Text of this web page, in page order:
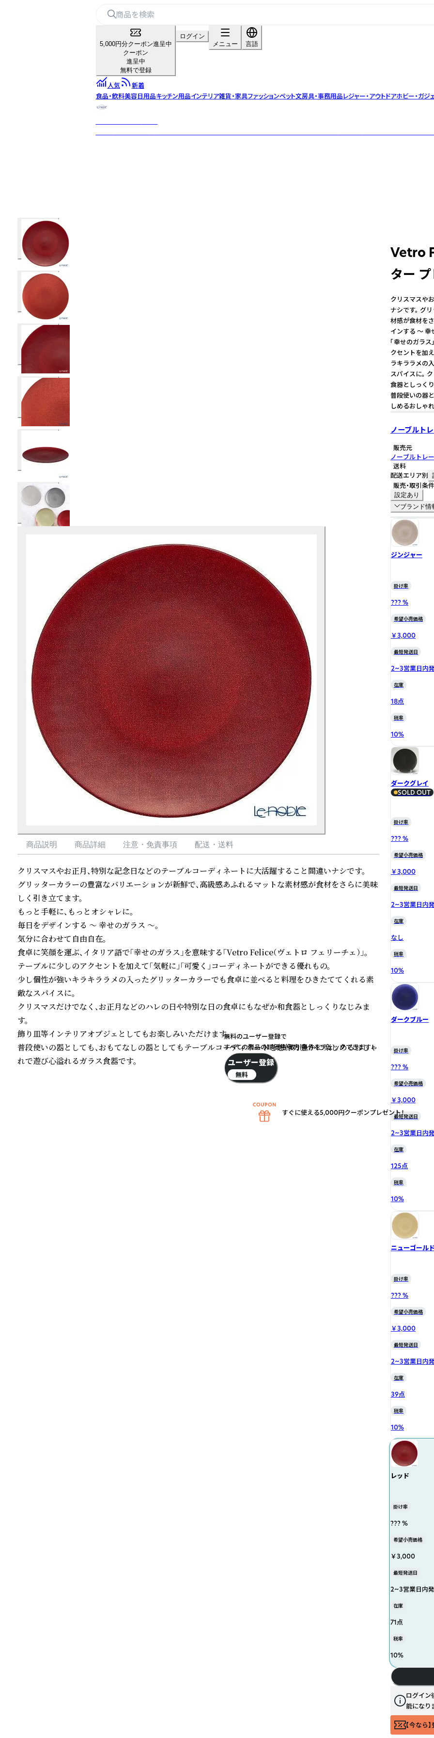
5,000円分クーポン進呈中
クーポン
進呈中
無料で登録
ログイン
メニュー
言語
人気
新着
食品・飲料美容日用品キッチン用品インテリア雑貨・家具ファッションペット文房具・事務用品レジャー・アウトドアホビー・ガジ
商品説明 商品詳細 注意・免責事項 配送・送料
クリスマスやお正月、特別な記念日などのテーブルコーディネートに大活躍すること間違いナシです。
グリッターカラーの豊富なバリエーションが新鮮で、高級感あふれるマットな素材感が食材をさらに美味
しく引き立てます。
もっと手軽に、もっとオシャレに。
毎日をデザインする ～ 幸せのガラス ～。
気分に合わせて自由自在。
食卓に笑顔を運ぶ、イタリア語で「幸せのガラス」を意味する「Vetro Felice（ヴェトロ フェリーチェ）」。
テーブルに少しのアクセントを加えて「気軽に」「可愛く」コーディネートができる優れもの。
少し個性が強いキラキララメの入ったグリッターカラーでも食卓に並べると料理をひきたててくれる素
敵なスパイスに。
クリスマスだけでなく、お正月などのハレの日や特別な日の食卓にもなぜか和食器としっくりなじみま
す。
飾り皿等インテリアオブジェとしてもお楽しみいただけます。
普段使いの器としても、おもてなしの器としてもテーブルコーディネートを想像力豊かに楽しめるおしゃ
れで遊び心溢れるガラス食器です。
Vetro
ター
クリスマスや
ナシです。 グ
材感が食材を
インする ～ 幸
「幸せのガラ
クセントを加
ラキララメの
スパイスに。
食器としっく
普段使いの器
しめるおしゃ
ノーブルト
販売元
ノーブルトレ
送料
配送エリア別
販売・取引条件
設定あり
ブランド情
ジンジャー
掛け率
??? %
希望小売価格
￥3,000
最短発送日
2~3営業日内
在庫
18点
税率
10%
ダークグレイ
SOLD OUT
掛け率
??? %
希望小売価格
￥3,000
最短発送日
2~3営業日内
在庫
なし
税率
10%
ダークブルー
掛け率
??? %
希望小売価格
￥3,000
最短発送日
2~3営業日内
在庫
125点
税率
10%
ニューゴール
掛け率
??? %
希望小売価格
￥3,000
最短発送日
2~3営業日内
在庫
39点
税率
10%
レッド
掛け率
??? %
希望小売価格
￥3,000
最短発送日
2~3営業日内
在庫
71点
税率
10%
ログイン
能になり
【今なら
無料のユーザー登録で
すべての商品の卸価格・取引条件をチェックできます！
ユーザー登録
無料
すぐに使える5,000円クーポンプレゼント！